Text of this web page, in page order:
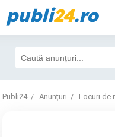
publi24.ro
Publi24 Anunțuri Locuri de